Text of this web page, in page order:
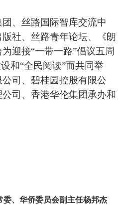
、丝路国际智库交流中
社、丝路青年论坛、《朗
为迎接“一带一路”倡议五周
和“全民阅读”而共同举
司、碧桂园控股有限公
司、香港华伦集团承办和
委、华侨委员会副主任杨邦杰